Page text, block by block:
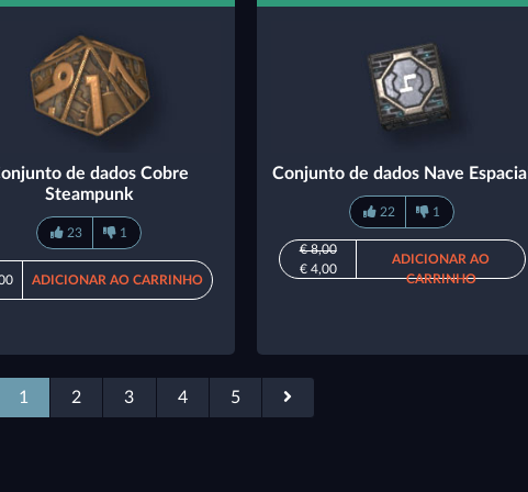
de dados Cobre
Steampunk
23 1
ADICIONAR AO CARRINHO
Conjunto de dados Nave Espacial
22 1
€ 8,00
€ 4,00
ADICIONAR AO
CARRINHO
1 2 3 4 5